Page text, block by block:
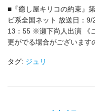
■『癒し屋キリコの約束』
ビ系全国ネット 放送日：
13：55 ※瀬下尚人出演 《
更がでる場合がございます
タグ: ジュリ